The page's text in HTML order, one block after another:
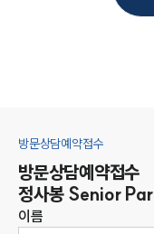
방문상담예약접수
방문상담예약접수
정사봉 Senior
이름